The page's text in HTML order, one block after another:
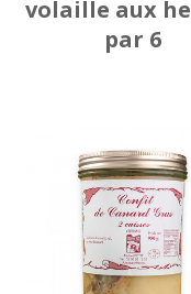
volaille aux
par 6